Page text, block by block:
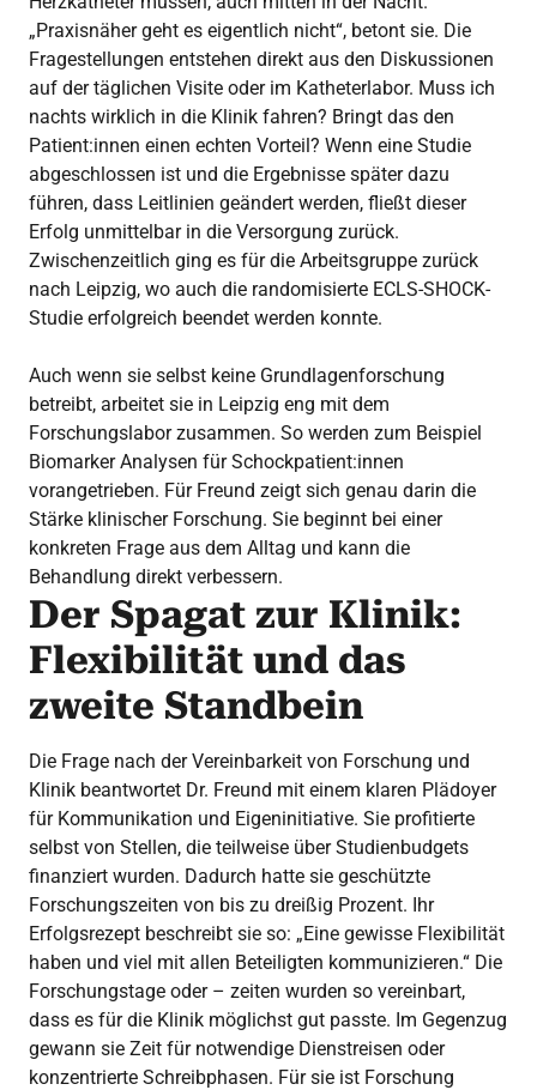
„Praxisnäher geht es eigentlich nicht“, betont sie. Die
Fragestellungen entstehen direkt aus den Diskussionen
auf der täglichen Visite oder im Katheterlabor. Muss ich
nachts wirklich in die Klinik fahren? Bringt das den
Patient:innen einen echten Vorteil? Wenn eine Studie
abgeschlossen ist und die Ergebnisse später dazu
führen, dass Leitlinien geändert werden, fließt dieser
Erfolg unmittelbar in die Versorgung zurück.
Zwischenzeitlich ging es für die Arbeitsgruppe zurück
nach Leipzig, wo auch die randomisierte ECLS-SHOCK-
Studie erfolgreich beendet werden konnte.
Auch wenn sie selbst keine Grundlagenforschung
betreibt, arbeitet sie in Leipzig eng mit dem
Forschungslabor zusammen. So werden zum Beispiel
Biomarker Analysen für Schockpatient:innen
vorangetrieben. Für Freund zeigt sich genau darin die
Stärke klinischer Forschung. Sie beginnt bei einer
konkreten Frage aus dem Alltag und kann die
Behandlung direkt verbessern.
Der Spagat zur Klinik:
Flexibilität und das
zweite Standbein
Die Frage nach der Vereinbarkeit von Forschung und
Klinik beantwortet Dr. Freund mit einem klaren Plädoyer
für Kommunikation und Eigeninitiative. Sie profitierte
selbst von Stellen, die teilweise über Studienbudgets
finanziert wurden. Dadurch hatte sie geschützte
Forschungszeiten von bis zu dreißig Prozent. Ihr
Erfolgsrezept beschreibt sie so: „Eine gewisse Flexibilität
haben und viel mit allen Beteiligten kommunizieren.“ Die
Forschungstage oder – zeiten wurden so vereinbart,
dass es für die Klinik möglichst gut passte. Im Gegenzug
gewann sie Zeit für notwendige Dienstreisen oder
konzentrierte Schreibphasen. Für sie ist Forschung